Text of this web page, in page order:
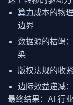
算力成本的物
边界
数据源的枯竭
染
版权法规的收
边际效益递减
最终结果：AI 行